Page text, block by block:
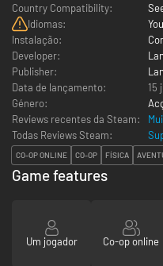
Country Compatibility:
Idiomas:
Instalação:
Developer:
Publisher:
Data de lançamento:
15
Género:
Reviews recentes da Steam:
Todas Reviews Steam:
CO-OP ONLINE CO-OP FÍSICA
Game features
Um jogador Co-op online